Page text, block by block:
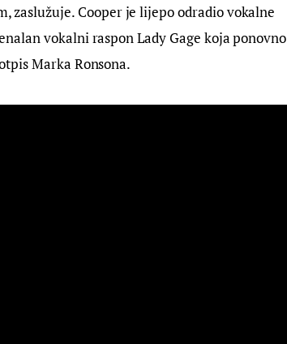
zaslužuje. Cooper je lijepo odradio vokalne
vokalni raspon Lady Gage koja ponovno
Marka Ronsona.